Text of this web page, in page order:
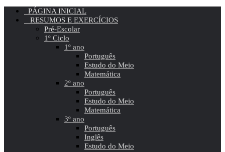
PÁGINA INICIAL
RESUMOS E EXERCÍCIOS
Pré-Escolar
1º Ciclo
1º ano
Português
Estudo do Meio
Matemática
2º ano
Português
Estudo do Meio
Matemática
3º ano
Português
Inglês
Estudo do Meio